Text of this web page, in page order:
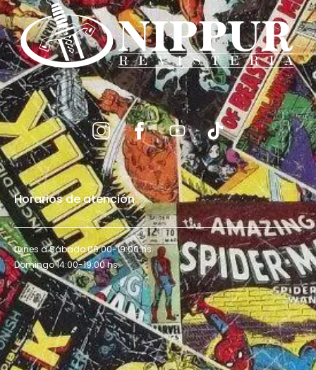
Horarios de atención
Lunes a Sábado 09:00-19:00 hs.
Domingo 14:00-19:00 hs.